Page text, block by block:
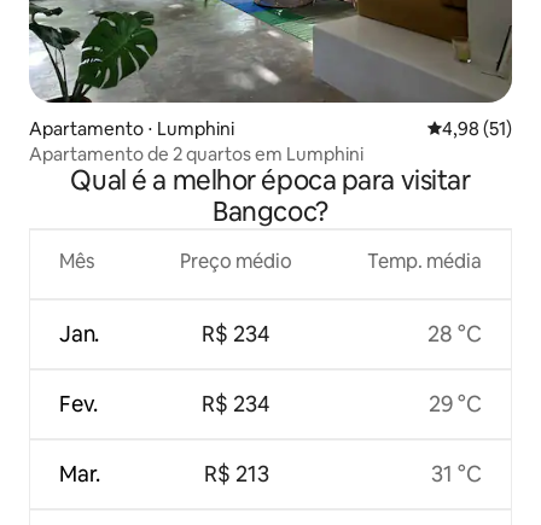
Apartamento ⋅ Lumphini 4,98 de uma
4,98 (51)
Apartamento de 2 quartos em Lumphini
Qual é a melhor época para visitar
Bangcoc?
Mês
Jan.
Fev.
Mar.
Preço médio
R$ 234
R$ 234
R$ 213
Temp. média
28 °C
29 °C
31 °C